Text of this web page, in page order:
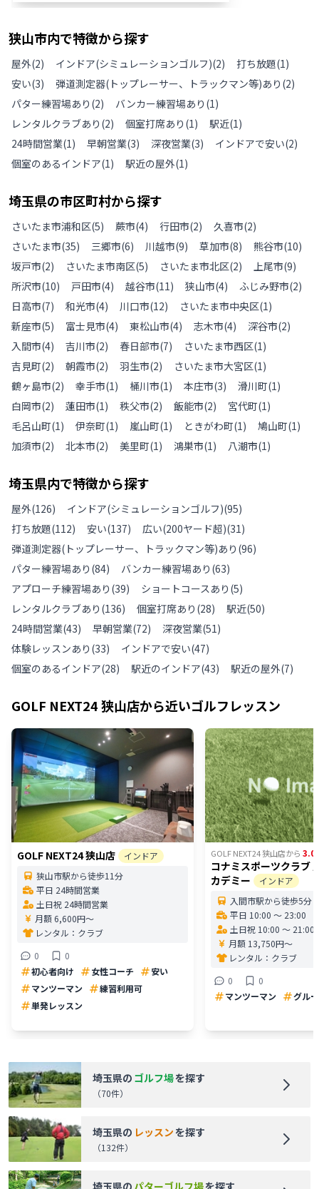
狭山市内で特徴から探す
屋外(2) インドア(シミュレーションゴルフ)(2) 打ち放題(1)
安い(3) 弾道測定器(トップレーサー、トラックマン等)あり (2)
パター練習場あり (2) バンカー練習場あり (1)
レンタルクラブあり (2) 個室打席あり (1) 駅近(1)
24時間営業(1) 早朝営業(3) 深夜営業(3) インドアで安い(2)
個室のあるインドア(1) 駅近の屋外(1)
埼玉県の市区町村から探す
さいたま市浦和区(5) 蕨市(4) 行田市(2) 久喜市(2)
さいたま市(35) 三郷市(6) 川越市(9) 草加市(8) 熊谷市(10)
坂戸市(2) さいたま市南区(5) さいたま市北区(2) 上尾市(9)
所沢市(10) 戸田市(4) 越谷市(11) 狭山市(4) ふじみ野市(2)
日高市(7) 和光市(4) 川口市(12) さいたま市中央区(1)
新座市(5) 富士見市(4) 東松山市(4) 志木市(4) 深谷市(2)
入間市(4) 吉川市(2) 春日部市(7) さいたま市西区(1)
吉見町(2) 朝霞市(2) 羽生市(2) さいたま市大宮区(1)
鶴ヶ島市(2) 幸手市(1) 桶川市(1) 本庄市(3) 滑川町(1)
白岡市(2) 蓮田市(1) 秩父市(2) 飯能市(2) 宮代町(1)
毛呂山町(1) 伊奈町(1) 嵐山町(1) ときがわ町(1) 鳩山町(1)
加須市(2) 北本市(2) 美里町(1) 鴻巣市(1) 八潮市(1)
埼玉県内で特徴から探す
屋外(126) インドア(シミュレーションゴルフ)(95)
打ち放題(112) 安い(137) 広い(200ヤード超)(31)
弾道測定器(トップレーサー、トラックマン等)あり (96)
パター練習場あり (84) バンカー練習場あり (63)
アプローチ練習場あり (39) ショートコースあり (5)
レンタルクラブあり (136) 個室打席あり (28) 駅近(50)
24時間営業(43) 早朝営業(72) 深夜営業(51)
体験レッスンあり (33) インドアで安い(47)
個室のあるインドア(28) 駅近のインドア(43) 駅近の屋外(7)
GOLF NEXT24 狭山店から近いゴルフレッスン
GOLF NEXT24 狭山店
インドア
狭山市駅から徒歩11分
平日 24時間営業
土日祝 24時間営業
月額 6,600円〜
レンタル： クラブ
0
0
初心者向け
女性コーチ
安い
マンツーマン
練習利用可
単発レッスン
GOLF NEXT24 狭山店から
コナミスポーツクラブ
カデミー
インドア
入間市駅から徒歩5分
平日 10:00 〜 23:00
土日祝 10:00 〜 21:00
月額 13,750円〜
レンタル： クラブ
0
0
マンツーマン
グル
埼玉県の ゴルフ場を探す
（70件）
埼玉県の レッスンを探す
（132件）
埼玉県の パターゴルフ場を探す